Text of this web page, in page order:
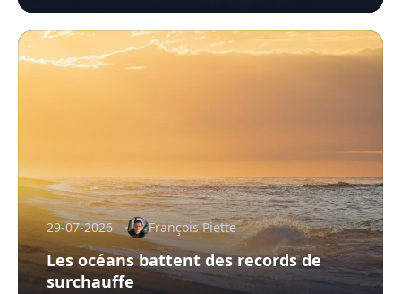
29-07-2026 François Piette
Les océans battent des records de
surchauffe